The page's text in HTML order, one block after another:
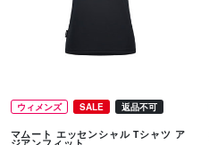
ウィメンズ SALE 返品不可
マムート エッセンシャル Tシャツ ア